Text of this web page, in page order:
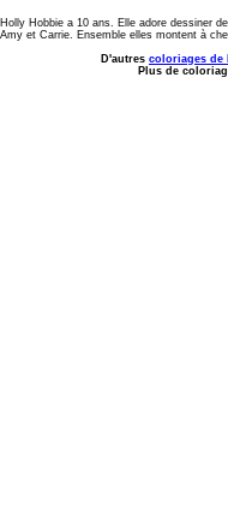
Holly Hobbie a 10 ans. Elle adore dessiner
Amy et Carrie. Ensemble elles montent à
D'autres coloriages de
Plus de